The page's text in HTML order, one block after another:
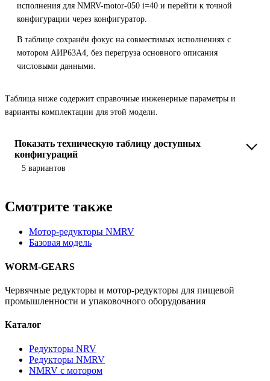
исполнения для NMRV-motor-050 i=40 и перейти к точной
конфигурации через конфигуратор.
В таблице сохранён фокус на совместимых исполнениях с
мотором АИР63A4, без перегруза основного описания
числовыми данными.
Таблица ниже содержит справочные инженерные параметры и
варианты комплектации для этой модели.
Показать техническую таблицу доступных
конфигураций
5 вариантов
Смотрите также
Мотор-редукторы NMRV
Базовая модель
WORM-GEARS
Червячные редукторы и мотор-редукторы для пищевой
промышленности и упаковочного оборудования
Каталог
Редукторы NRV
Редукторы NMRV
NMRV с мотором